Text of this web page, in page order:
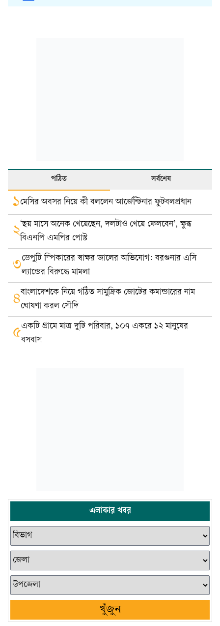
পঠিত সর্বশেষ
১মেসির অবসর নিয়ে কী বললেন আর্জেন্টিনার ফুটবলপ্রধান
২‘ছয় মাসে অনেক খেয়েছেন, দলটাও খেয়ে ফেলবেন’, ক্ষুব্ধ
বিএনপি এমপির পোস্ট
৩ডেপুটি স্পিকারের স্বাক্ষর জালের অভিযোগ: বরগুনার এসি
ল্যান্ডের বিরুদ্ধে মামলা
৪বাংলাদেশকে নিয়ে গঠিত সামুদ্রিক জোটের কমান্ডারের নাম
ঘোষণা করল সৌদি
৫একটি গ্রামে মাত্র দুটি পরিবার, ১০৭ একরে ১২ মানুষের
বসবাস
এলাকার খবর
খুঁজুন